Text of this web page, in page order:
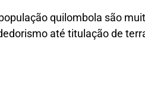
quilombola são
até titulação de